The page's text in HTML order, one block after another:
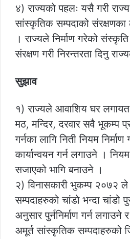
४) राज्यको पहलः यसै गरी
सांस्कृतिक सम्पदाको संरक्षणका
। राज्यले निर्माण गरेको
संरक्षण गरी निरन्तरता दिनु
सुझाव
१) राज्यले आवाशिय घर लगायत
मठ, मन्दिर, दरवार सवै भूकम्प
गर्नका लागि निती नियम
कार्यान्वयन गर्न लगाउने ।
सजाएको भागि बनाउने ।
२) विनासकारी भुकम्प २०७२ ले
सम्पदाहरुको चांडो भन्दा चांडो
अनुसार पुर्ननिर्माण गर्न
अमूर्त सांस्कृतिक सम्पदाहरुको